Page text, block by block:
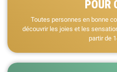
POUR
Toutes personnes en bonne
découvrir les joies et les
partir de